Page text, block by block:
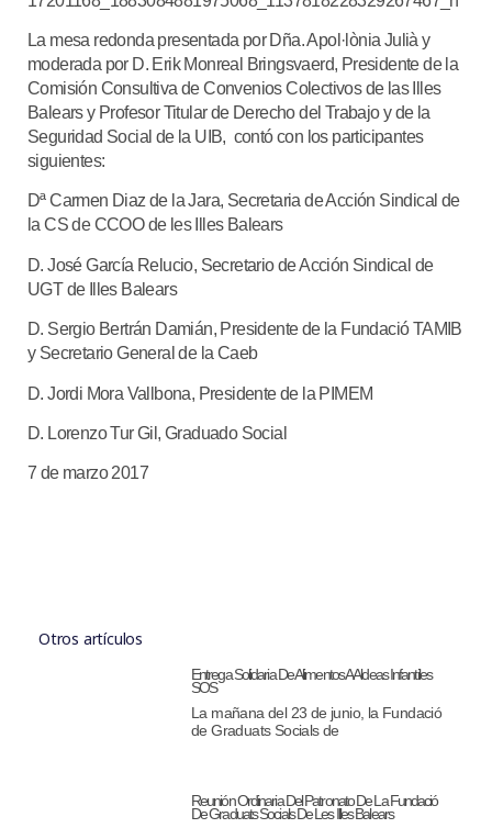
La mesa redonda presentada por Dña. Apol·lònia Julià y
moderada por D. Erik Monreal Bringsvaerd, Presidente de la
Comisión Consultiva de Convenios Colectivos de las Illes
Balears y Profesor Titular de Derecho del Trabajo y de la
Seguridad Social de la UIB, contó con los participantes
siguientes:
Dª Carmen Diaz de la Jara, Secretaria de Acción Sindical de
la CS de CCOO de les Illes Balears
D. José García Relucio, Secretario de Acción Sindical de
UGT de Illes Balears
D. Sergio Bertrán Damián, Presidente de la Fundació TAMIB
y Secretario General de la Caeb
D. Jordi Mora Vallbona, Presidente de la PIMEM
D. Lorenzo Tur Gil, Graduado Social
7 de marzo 2017
Otros artículos
Entrega Solidaria De Alimentos A Aldeas Infantiles
SOS
La mañana del 23 de junio, la Fundació
de Graduats Socials de
Reunión Ordinaria Del Patronato De La Fundació
De Graduats Socials De Les Illes Balears